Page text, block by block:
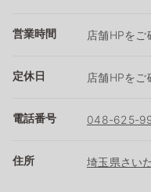
営業時間 店舗HPをご
定休日 店舗HPをご
電話番号 048-625-
住所 埼玉県さい